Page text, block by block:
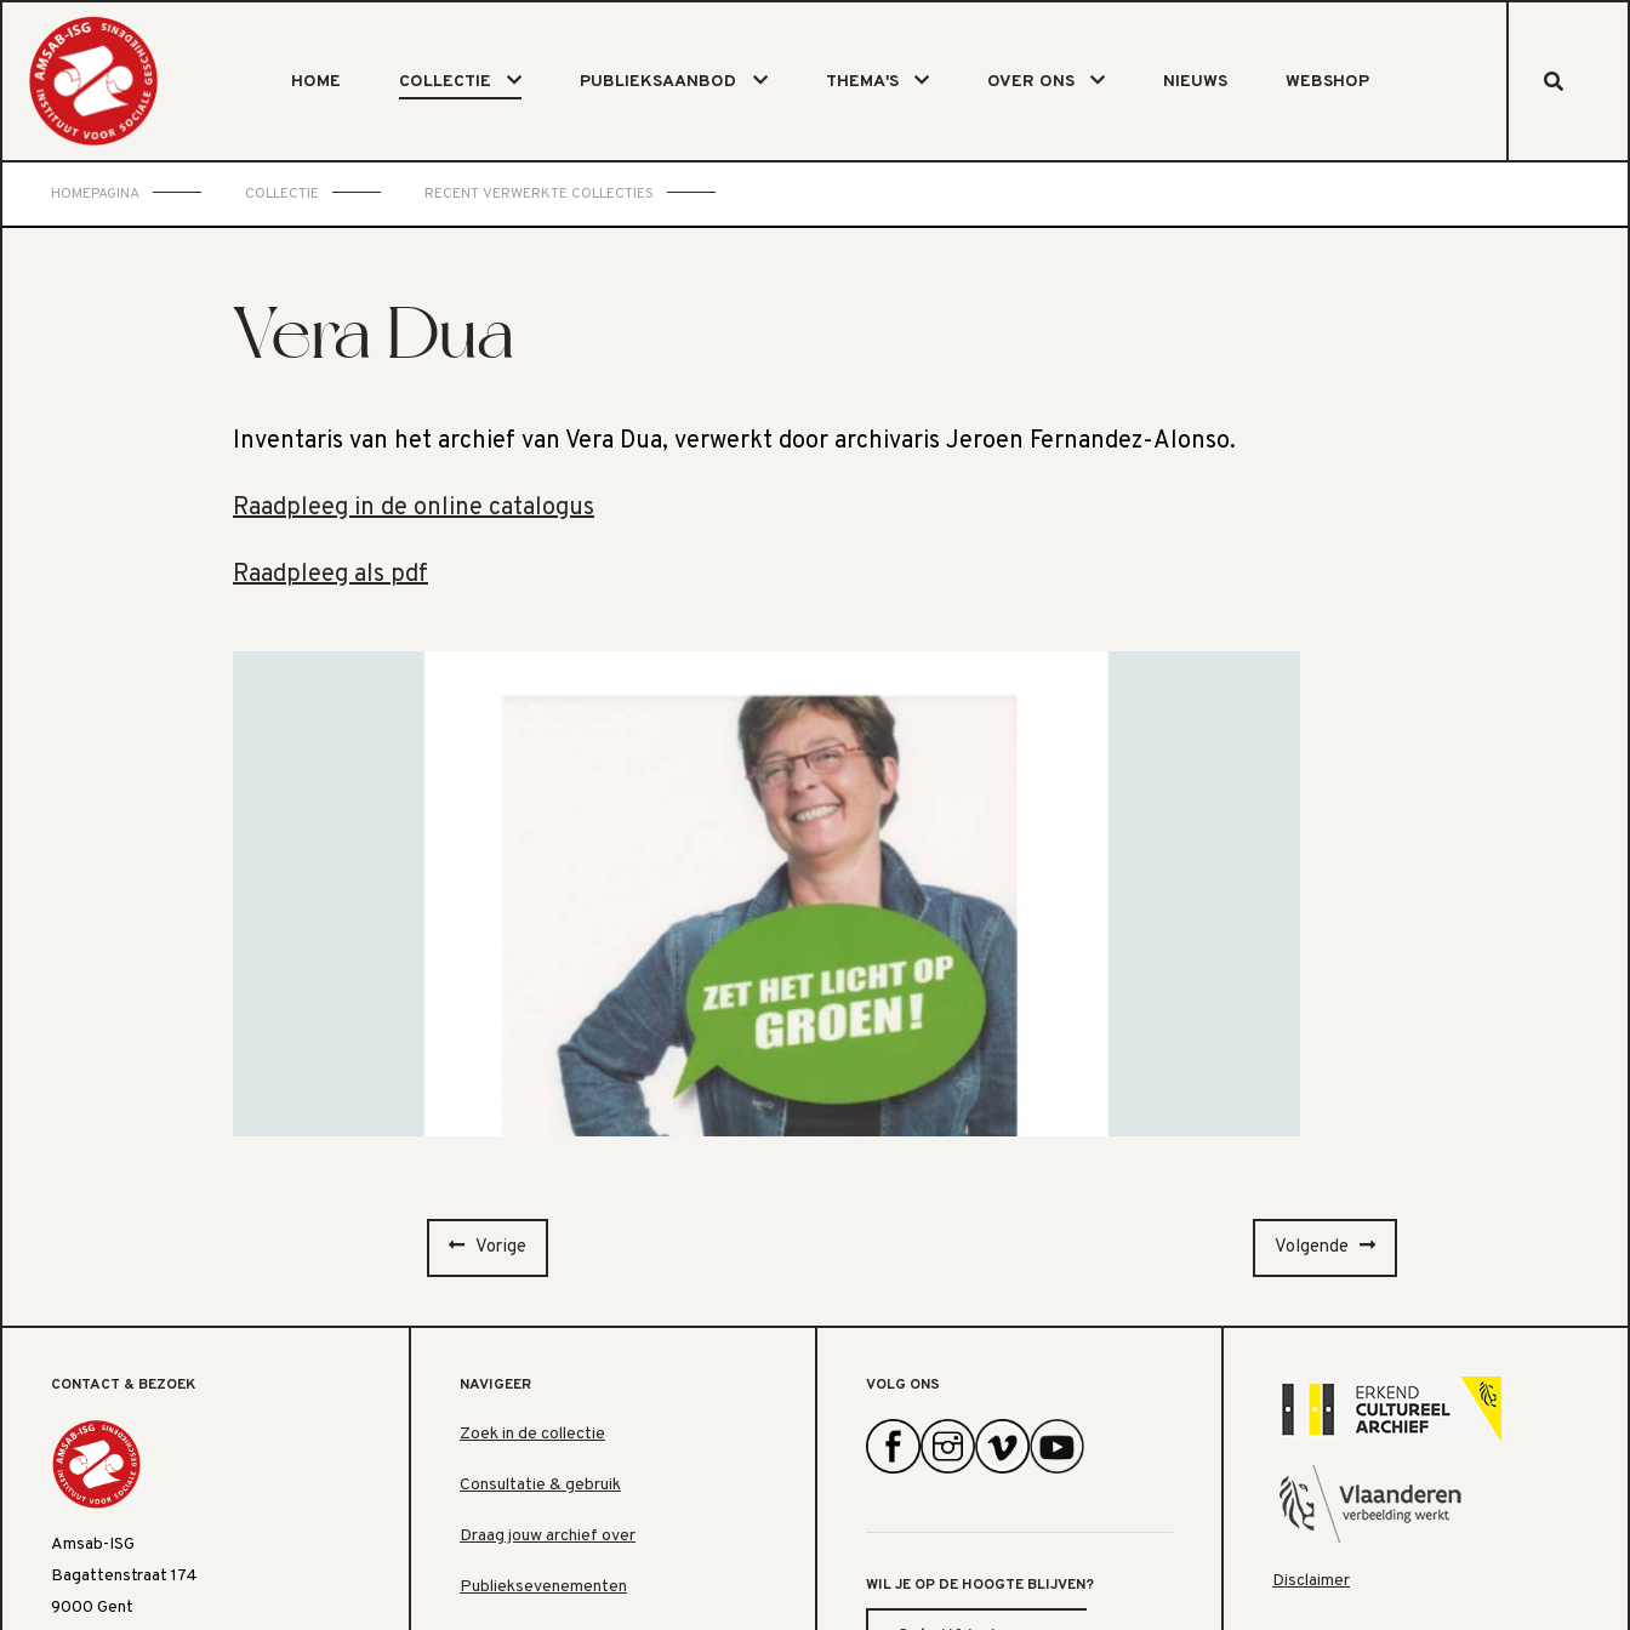
HOME COLLECTIE PUBLIEKSAANBOD THEMA'S OVER ONS NIEUWS WEBSHOP
HOMEPAGINA COLLECTIE RECENT VERWERKTE COLLECTIES
Vera Dua
Inventaris van het archief van Vera Dua, verwerkt door archivaris Jeroen Fernandez-Alonso.
Raadpleeg in de online catalogus
Raadpleeg als pdf
Vorige Volgende
CONTACT & BEZOEK
Amsab-ISG
Bagattenstraat 174
9000 Gent
NAVIGEER
Zoek in de collectie
Consultatie & gebruik
Draag jouw archief over
Publieksevenementen
VOLG ONS
WIL JE OP DE HOOGTE BLIJVEN? Disclaimer